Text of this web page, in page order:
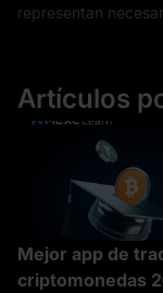
representan
Artículos
Mejor app de
criptomonedas